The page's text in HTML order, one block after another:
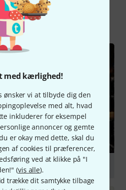
med kærlighed!
ønsker vi at tilbyde dig den
med alt, hvad
inkluderer for eksempel
annoncer og gemte
er okay med dette, skal du
af cookies til præferencer,
ved at klikke på "I
(vis alle).
trække dit samtykke tilbage
Guide
Metal Drumming II